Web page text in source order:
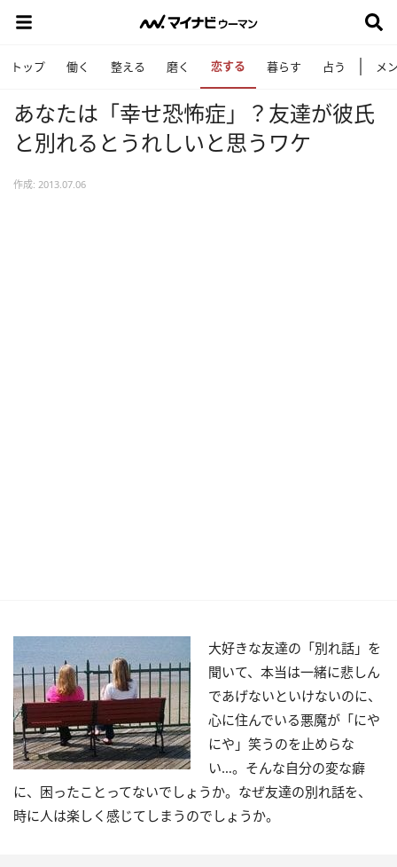
トップ 働く 整える 磨く 恋する 暮らす 占う メ
あなたは「幸せ恐怖症」？友達が彼氏
と別れるとうれしいと思うワケ
作成: 2013.07.06
大好きな友達の「別れ話」を
聞いて、本当は一緒に悲しん
であげないといけないのに、
心に住んでいる悪魔が「にや
にや」笑うのを止めらな
い…。そんな自分の変な癖
に、困ったことってないでしょうか。なぜ友達の別れ話を、
時に人は楽しく感じてしまうのでしょうか。